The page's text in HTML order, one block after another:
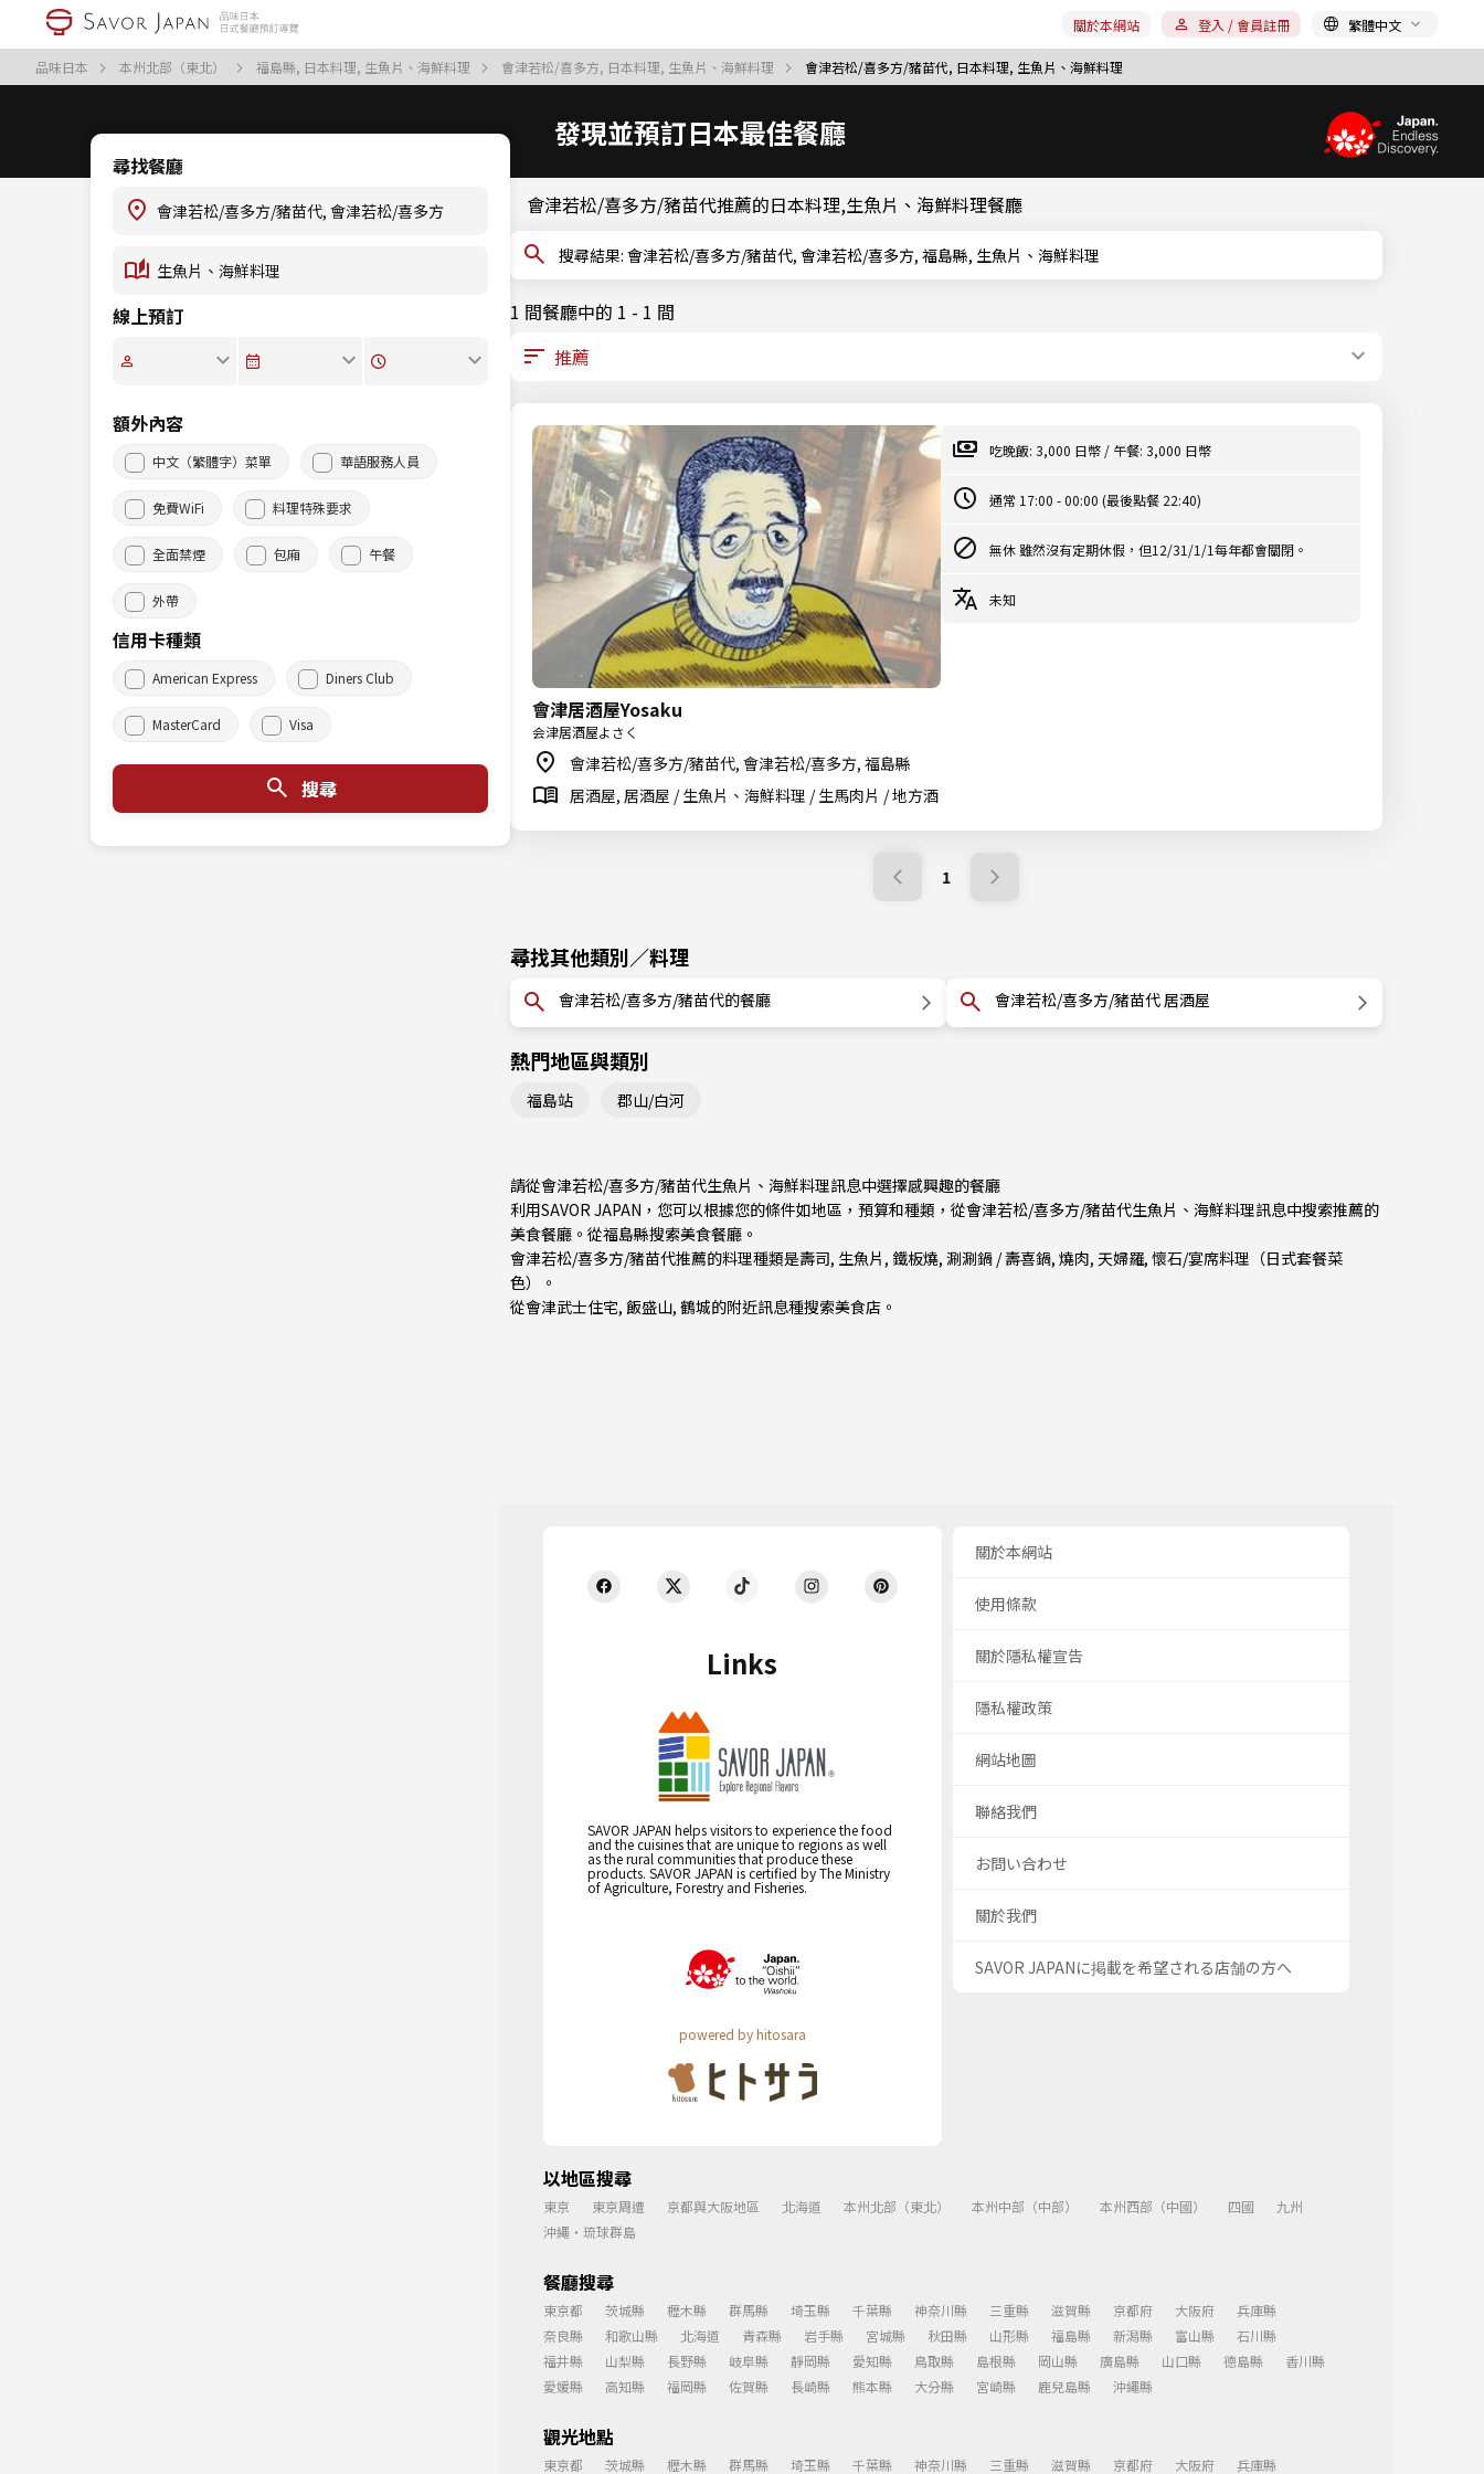
品味日本 本州北部（東北） 福島縣, 日本料理, 生魚片、海鮮料理 會津若松/喜多方, 日本料理, 生魚片、海鮮料理 會津若松/喜多方/豬苗代, 日本料理, 生魚片、海鮮料理
關於本網站 登入 / 會員註冊 繁體中文
發現並預訂日本最佳餐廳
尋找餐廳
線上預訂
額外內容
中文（繁體字）菜單 華語服務人員
免費WiFi 料理特殊要求
全面禁煙 包廂 午餐
外帶
信用卡種類
American Express Diners Club
MasterCard Visa
搜尋
會津若松/喜多方/豬苗代推薦的日本料理,生魚片、海鮮料理餐廳
搜尋結果: 會津若松/喜多方/豬苗代, 會津若松/喜多方, 福島縣, 生魚片、海鮮料理
1 間餐廳中的 1 - 1 間
會津居酒屋Yosaku
会津居酒屋よさく
會津若松/喜多方/豬苗代, 會津若松/喜多方, 福島縣
居酒屋, 居酒屋 / 生魚片、海鮮料理 / 生馬肉片 / 地方酒
吃晚飯: 3,000 日幣 / 午餐: 3,000 日幣
通常 17:00 - 00:00 (最後點餐 22:40)
無休 雖然沒有定期休假，但12/31/1/1每年都會關閉。
未知
1
尋找其他類別／料理
會津若松/喜多方/豬苗代的餐廳 會津若松/喜多方/豬苗代 居酒屋
熱門地區與類別
福島站 郡山/白河
請從會津若松/喜多方/豬苗代生魚片、海鮮料理訊息中選擇感興趣的餐廳
利用SAVOR JAPAN，您可以根據您的條件如地區，預算和種類，從會津若松/喜多方/豬苗代生魚片、海鮮料理訊息中搜索推薦的
美食餐廳。從福島縣搜索美食餐廳。
會津若松/喜多方/豬苗代推薦的料理種類是壽司, 生魚片 , 鐵板燒, 涮涮鍋 / 壽喜鍋, 燒肉, 天婦羅, 懷石/宴席料理（日式套餐菜
色）
。
從會津武士住宅, 飯盛山, 鶴城的附近訊息種搜索美食店。
Links
SAVOR JAPAN helps visitors to experience the food
and the cuisines that are unique to regions as well
as the rural communities that produce these
products. SAVOR JAPAN is certified by The Ministry
of Agriculture, Forestry and Fisheries.
powered by hitosara
關於本網站
使用條款
關於隱私權宣告
隱私權政策
網站地圖
聯絡我們
お問い合わせ
關於我們
SAVOR JAPANに掲載を希望される店舗の方へ
以地區搜尋
東京 東京周遭 京都與大阪地區 北海道 本州北部（東北） 本州中部（中部） 本州西部（中國） 四國
九州
沖繩・琉球群島
餐廳搜尋
東京都 茨城縣 櫪木縣 群馬縣 埼玉縣 千葉縣 神奈川縣 三重縣 滋賀縣 京都府 大阪府
兵庫縣
奈良縣
和歌山縣 北海道 青森縣 岩手縣 宮城縣 秋田縣 山形縣 福島縣 新潟縣 富山縣
石川縣
福井縣
山梨縣 長野縣 岐阜縣 靜岡縣 愛知縣 鳥取縣 島根縣 岡山縣 廣島縣 山口縣 德島縣
香川縣
愛媛縣
高知縣 福岡縣 佐賀縣 長崎縣 熊本縣 大分縣 宮崎縣 鹿兒島縣 沖繩縣
觀光地點
東京都 茨城縣 櫪木縣 群馬縣 埼玉縣 千葉縣 神奈川縣 三重縣 滋賀縣 京都府 大阪府 兵庫縣